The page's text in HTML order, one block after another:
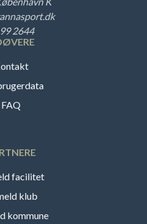
2644
FAQ
facilitet
klub
kommune